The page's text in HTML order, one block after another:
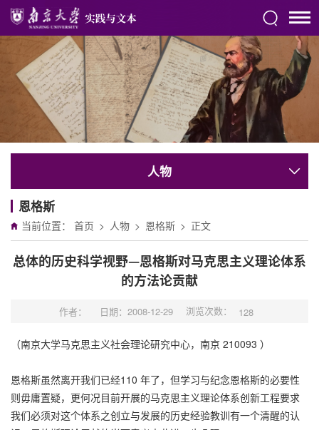
人物
恩格斯
当前位置： 首页 > 人物 > 恩格斯 > 正文
总体的历史科学视野—恩格斯对马克思主义理论体系
的方法论贡献
作者： 日期：2008-12-29 浏览次数： 128
（南京大学马克思主义社会理论研究中心，南京 210093 ）
恩格斯虽然离开我们已经110 年了，但学习与纪念恩格斯的必要性
则毋庸置疑，更何况目前开展的马克思主义理论体系创新工程要求
我们必须对这个体系之创立与发展的历史经验教训有一个清醒的认